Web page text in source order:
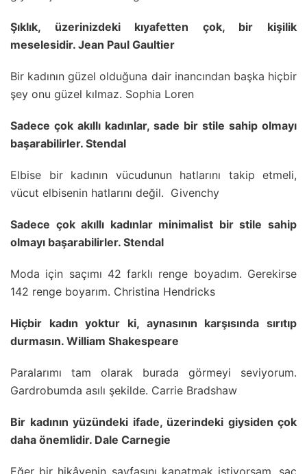
Şıklık, üzerinizdeki kıyafetten çok, bir kişilik
meselesidir. Jean Paul Gaultier
Bir kadının güzel olduğuna dair inancından başka hiçbir
şey onu güzel kılmaz. Sophia Loren
Sadece çok akıllı kadınlar, sade bir stile sahip olmayı
başarabilirler. Stendal
Elbise bir kadının vücudunun hatlarını takip etmeli,
vücut elbisenin hatlarını değil. Givenchy
Sadece çok akıllı kadınlar minimalist bir stile sahip
olmayı başarabilirler. Stendal
Moda için saçımı 42 farklı renge boyadım. Gerekirse
142 renge boyarım. Christina Hendricks
Hiçbir kadın yoktur ki, aynasının karşısında sırıtıp
durmasın. William Shakespeare
Paralarımı tam olarak burada görmeyi seviyorum.
Gardrobumda asılı şekilde. Carrie Bradshaw
Bir kadının yüzündeki ifade, üzerindeki giysiden çok
daha önemlidir. Dale Carnegie
Eğer bir hikâyenin sayfasını kapatmak istiyorsam, saç